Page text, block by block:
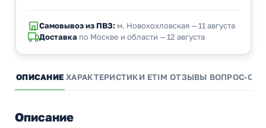
Самовывоз из ПВЗ:м. Новохохловская — 11 августа
Доставка по Москве и области — 12 августа
ОПИСАНИЕ ХАРАКТЕРИСТИКИ ETIM ОТЗЫВЫ ВОПРОС-
Описание